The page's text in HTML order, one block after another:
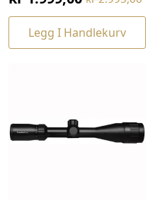
Opprinnelig
pris
var:
Nåværende
pris
Legg I Handlekurv